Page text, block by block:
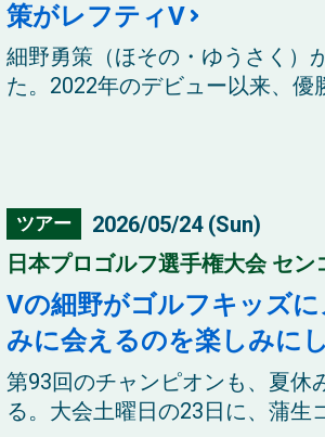
策がレフティV
細野勇策（ほその・ゆうさく）
た。2022年のデビュー以来、優
ツアー
2026/05/24 (Sun)
日本プロゴルフ選手権大会 セ
Vの細野がゴルフキッズ
みに会えるのを楽しみに
第93回のチャンピオンも、夏休
る。大会土曜日の23日に、蒲生